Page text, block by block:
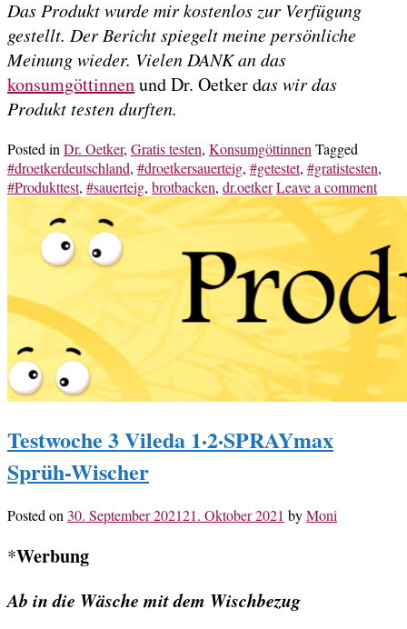
Das Produkt wurde mir kostenlos zur Verfügung
gestellt. Der Bericht spiegelt meine persönliche
Meinung wieder. Vielen DANK an das
konsumgöttinnenund Dr. Oetker das wir das
Produkt testen durften.
Posted in Dr. Oetker, Gratis testen, Konsumgöttinnen Tagged
#droetkerdeutschland, #droetkersauerteig, #getestet, #gratistesten,
#Produkttest, #sauerteig, brotbacken, dr.oetkerLeave a comment
Testwoche 3 Vileda 1·2·SPRAYmax
Sprüh-Wischer
Posted on 30. September 202121. Oktober 2021 byMoni
*Werbung
Ab in die Wäsche mit dem Wischbezug